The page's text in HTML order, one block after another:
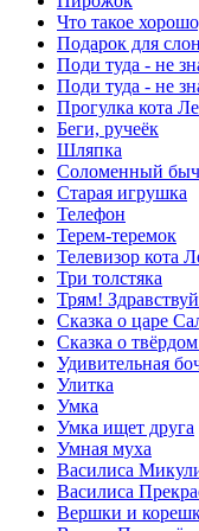
Что такое
Подарок для
Поди туда - не
Поди туда - не
Прогулка кота
Беги, ручеёк
Шляпка
Соломенный
Старая игрушка
Телефон
Терем-теремок
Телевизор кота
Три толстяка
Трям!
Сказка о царе
Сказка о
Удивительная
Улитка
Умка
Умка ищет друга
Умная муха
Василиса
Василиса
Вершки и